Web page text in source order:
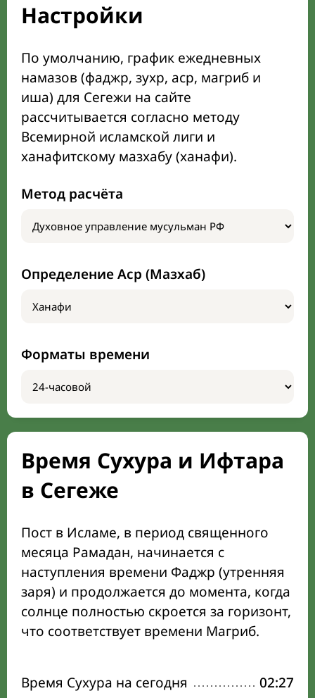
Настройки
По умолчанию, график ежедневных
намазов (фаджр, зухр, аср, магриб и
иша) для Сегежи на сайте
рассчитывается согласно методу
Всемирной исламской лиги и
ханафитскому мазхабу (ханафи).
Метод расчёта
Определение Аср (Мазхаб)
Форматы времени
Время Сухура и Ифтара
в Сегеже
Пост в Исламе, в период священного
месяца Рамадан, начинается с
наступления времени Фаджр (утренняя
заря) и продолжается до момента, когда
солнце полностью скроется за горизонт,
что соответствует времени Магриб.
Время Сухура на сегодня 02:27